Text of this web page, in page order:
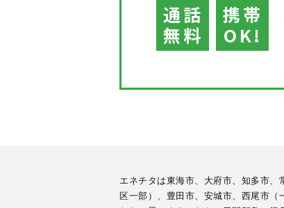
通話
無料
携帯
OK!
エネチタは東海市、大府市、知多市
区一部）、豊田市、安城市、西尾市